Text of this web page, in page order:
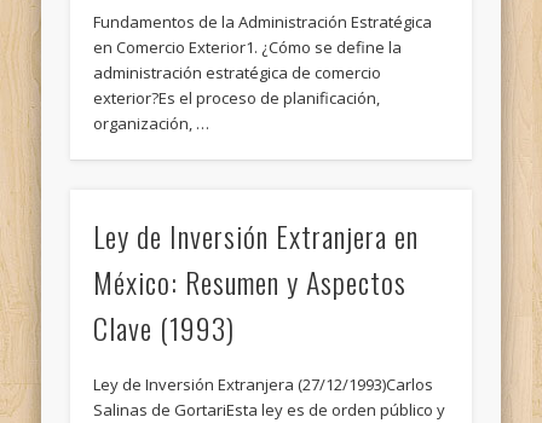
Fundamentos de la Administración Estratégica
en Comercio Exterior1. ¿Cómo se define la
administración estratégica de comercio
exterior?Es el proceso de planificación,
organización, …
Ley de Inversión Extranjera en
México: Resumen y Aspectos
Clave (1993)
Ley de Inversión Extranjera (27/12/1993)Carlos
Salinas de GortariEsta ley es de orden público y